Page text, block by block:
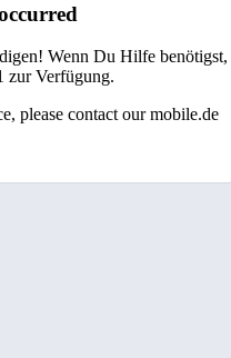
Wenn Du Hilfe benötigst,
zur Verfügung.
please contact our mobile.de